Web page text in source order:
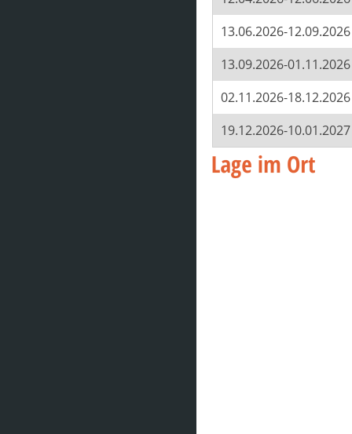
13.06.2026-12.09.2026
13.09.2026-01.11.2026
02.11.2026-18.12.2026
19.12.2026-10.01.2027